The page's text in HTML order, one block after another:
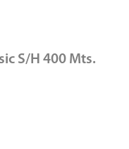
S/H 400 Mts.